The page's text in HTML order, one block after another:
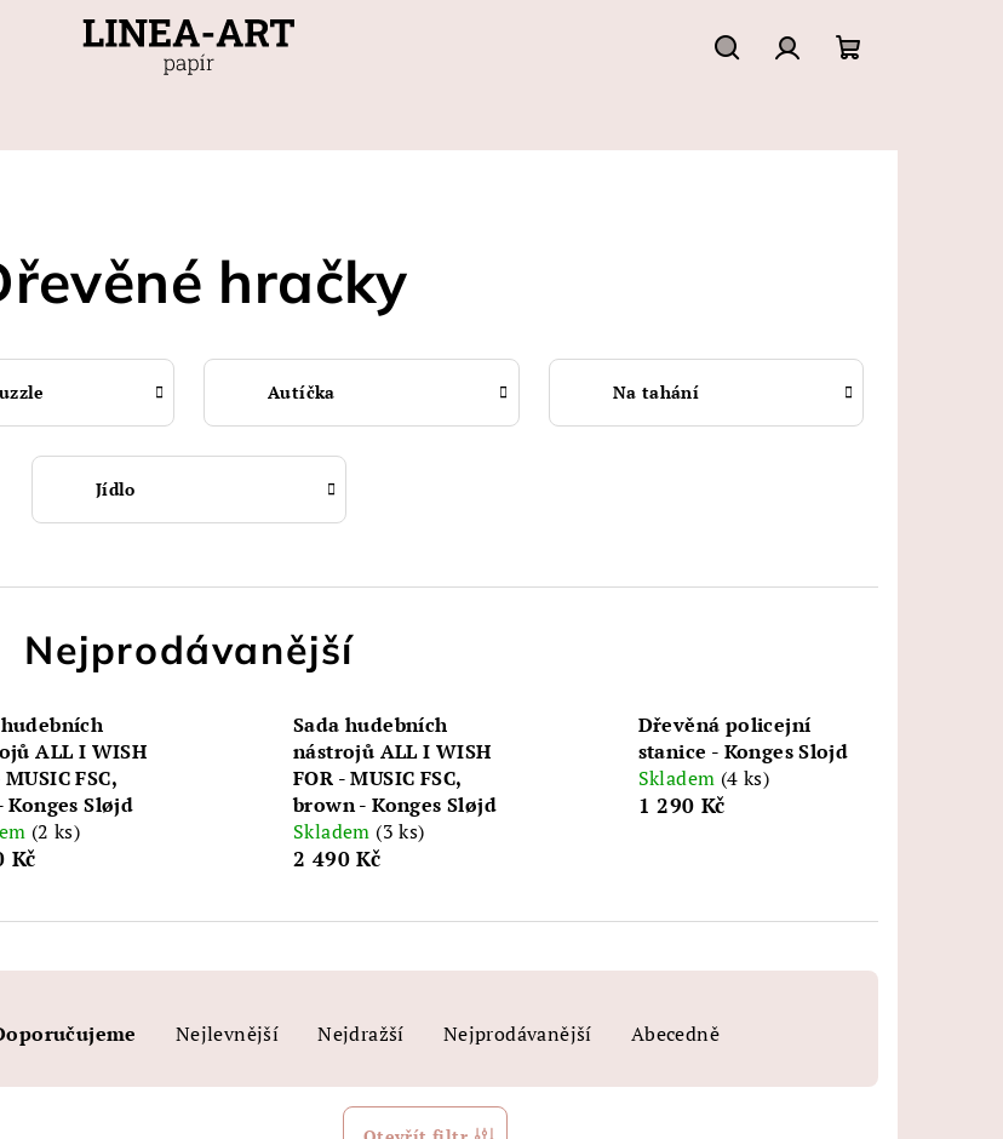
košík
hračky
Autíčka Na tahání
Jídlo
Nejprodávanější
ALL I WISH
MUSIC FSC,
Konges Sløjd
(2 ks)
Kč
Sada hudebních
nástrojů ALL I WISH
FOR - MUSIC FSC,
brown - Konges Sløjd
Skladem (3 ks)
2 490 Kč
Dřevěná policejní
stanice - Konges Slojd
Skladem (4 ks)
1 290 Kč
Nejlevnější Nejdražší Nejprodávanější Abecedně